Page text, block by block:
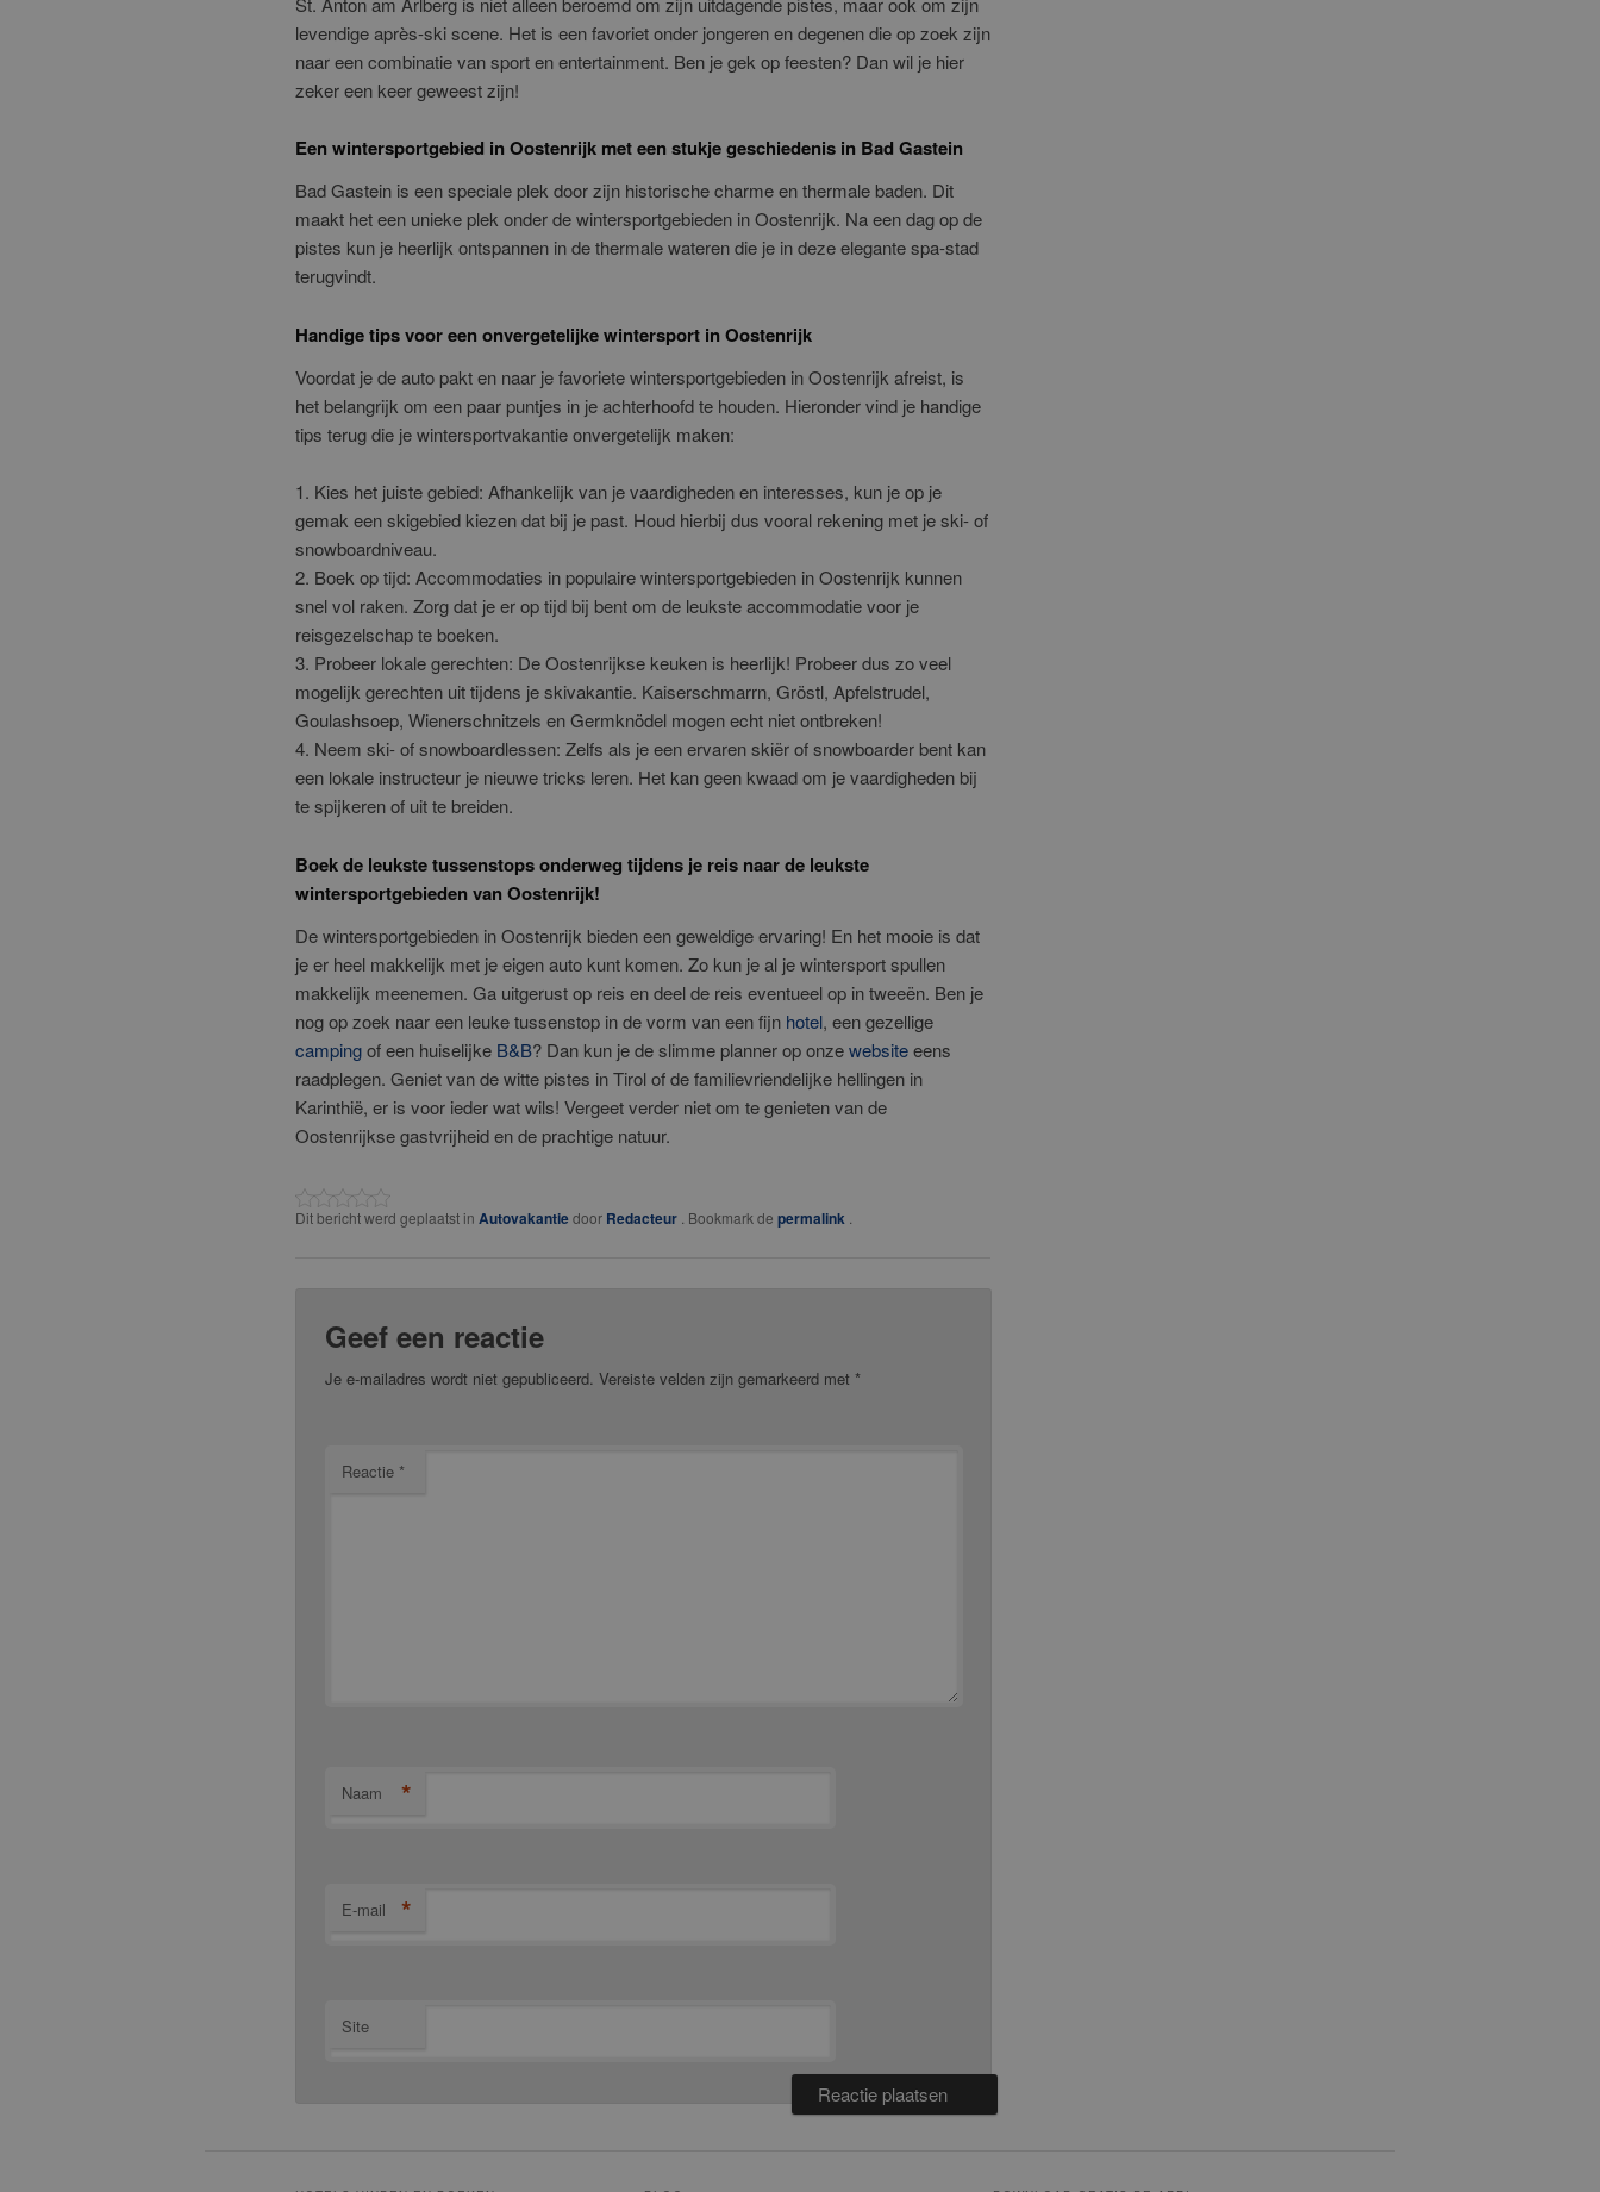
levendige après-ski scene. Het is een favoriet onder jongeren en degenen die op zoek zijn
naar een combinatie van sport en entertainment. Ben je gek op feesten? Dan wil je hier
zeker een keer geweest zijn!
Een wintersportgebied in Oostenrijk met een stukje geschiedenis in Bad Gastein
Bad Gastein is een speciale plek door zijn historische charme en thermale baden. Dit
maakt het een unieke plek onder de wintersportgebieden in Oostenrijk. Na een dag op de
pistes kun je heerlijk ontspannen in de thermale wateren die je in deze elegante spa-stad
terugvindt.
Handige tips voor een onvergetelijke wintersport in Oostenrijk
Voordat je de auto pakt en naar je favoriete wintersportgebieden in Oostenrijk afreist, is
het belangrijk om een paar puntjes in je achterhoofd te houden. Hieronder vind je handige
tips terug die je wintersportvakantie onvergetelijk maken:
1. Kies het juiste gebied: Afhankelijk van je vaardigheden en interesses, kun je op je
gemak een skigebied kiezen dat bij je past. Houd hierbij dus vooral rekening met je ski- of
snowboardniveau.
2. Boek op tijd: Accommodaties in populaire wintersportgebieden in Oostenrijk kunnen
snel vol raken. Zorg dat je er op tijd bij bent om de leukste accommodatie voor je
reisgezelschap te boeken.
3. Probeer lokale gerechten: De Oostenrijkse keuken is heerlijk! Probeer dus zo veel
mogelijk gerechten uit tijdens je skivakantie. Kaiserschmarrn, Gröstl, Apfelstrudel,
Goulashsoep, Wienerschnitzels en Germknödel mogen echt niet ontbreken!
4. Neem ski- of snowboardlessen: Zelfs als je een ervaren skiër of snowboarder bent kan
een lokale instructeur je nieuwe tricks leren. Het kan geen kwaad om je vaardigheden bij
te spijkeren of uit te breiden.
Boek de leukste tussenstops onderweg tijdens je reis naar de leukste
wintersportgebieden van Oostenrijk!
De wintersportgebieden in Oostenrijk bieden een geweldige ervaring! En het mooie is dat
je er heel makkelijk met je eigen auto kunt komen. Zo kun je al je wintersport spullen
makkelijk meenemen. Ga uitgerust op reis en deel de reis eventueel op in tweeën. Ben je
nog op zoek naar een leuke tussenstop in de vorm van een fijn hotel, een gezellige
campingof een huiselijke B&B? Dan kun je de slimme planner op onzewebsiteeens
raadplegen. Geniet van de witte pistes in Tirol of de familievriendelijke hellingen in
Karinthië, er is voor ieder wat wils! Vergeet verder niet om te genieten van de
Oostenrijkse gastvrijheid en de prachtige natuur.
Dit bericht werd geplaatst in Autovakantiedoor Redacteur . Bookmark de permalink
Geef een reactie
Je e-mailadres wordt niet gepubliceerd. Vereiste velden zijn gemarkeerd met*
Reactie*
Naam *
E-mail *
Site